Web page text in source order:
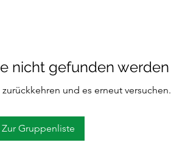
nicht gefunden werden
und es erneut versuchen.
Zur Gruppenliste